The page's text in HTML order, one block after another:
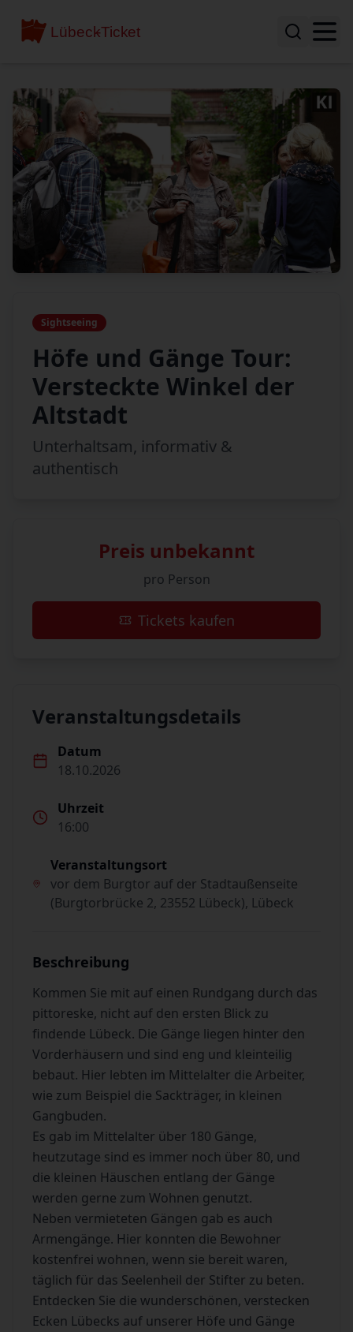
Sightseeing
Höfe und Gänge Tour:
Versteckte Winkel der
Altstadt
Unterhaltsam, informativ &
authentisch
Preis unbekannt
pro Person
Tickets kaufen
Veranstaltungsdetails
Datum
18.10.2026
Uhrzeit
16:00
Veranstaltungsort
vor dem Burgtor auf der Stadtaußenseite
(Burgtorbrücke 2, 23552 Lübeck), Lübeck
Beschreibung
Kommen Sie mit auf einen Rundgang durch das
pittoreske, nicht auf den ersten Blick zu
findende Lübeck. Die Gänge liegen hinter den
Vorderhäusern und sind eng und kleinteilig
bebaut. Hier lebten im Mittelalter die Arbeiter,
wie zum Beispiel die Sackträger, in kleinen
Gangbuden.
Es gab im Mittelalter über 180 Gänge,
heutzutage sind es immer noch über 80, und
die kleinen Häuschen entlang der Gänge
werden gerne zum Wohnen genutzt.
Neben vermieteten Gängen gab es auch
Armengänge. Hier konnten die Bewohner
kostenfrei wohnen, wenn sie bereit waren,
täglich für das Seelenheil der Stifter zu beten.
Entdecken Sie die wunderschönen, verstecken
Ecken Lübecks auf unserer Höfe und Gänge